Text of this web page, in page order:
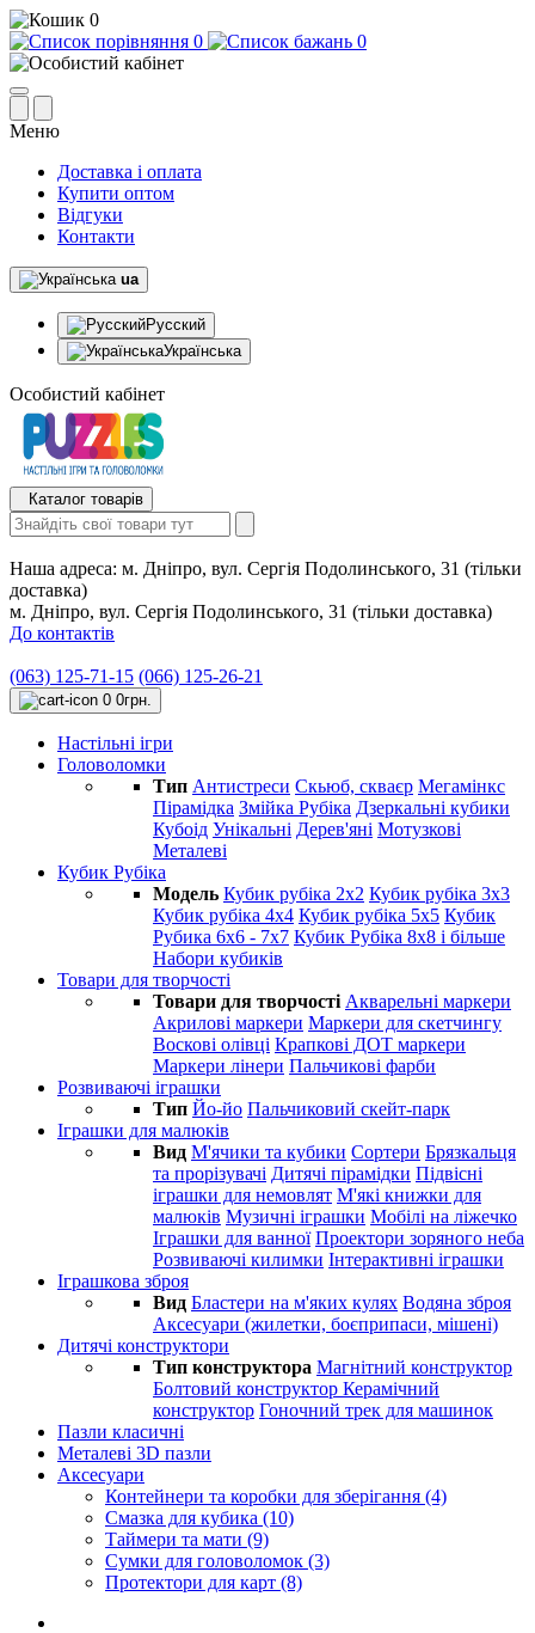
0
0
0
Меню
Доставка і оплата
Купити оптом
Відгуки
Контакти
ua
Русский
Українська
Особистий кабінет
Каталог товарів
Наша адреса: м. Дніпро, вул. Сергія Подолинського, 31 (тільки
доставка)
м. Дніпро, вул. Сергія Подолинського, 31 (тільки доставка)
До контактів
(063) 125-71-15 (066) 125-26-21
0 0грн.
Настільні ігри
Головоломки
Тип Антистреси Cкьюб, скваєр Мегамінкс
Пірамідка Змійка Рубіка Дзеркальні кубики
Кубоід Унікальні Дерев'яні Мотузкові
Металеві
Кубик Рубіка
Модель Кубик рубіка 2х2 Кубик рубіка 3х3
Кубик рубіка 4х4 Кубик рубіка 5х5 Кубик
Рубика 6х6 - 7х7 Кубик Рубіка 8х8 і більше
Набори кубиків
Товари для творчості
Товари для творчості Акварельні маркери
Акрилові маркери Маркери для скетчингу
Воскові олівці Крапкові ДОТ маркери
Маркери лінери Пальчикові фарби
Розвиваючі іграшки
Тип Йо-йо Пальчиковий скейт-парк
Іграшки для малюків
Вид М'ячики та кубики Сортери Брязкальця
та прорізувачі Дитячі пірамідки Підвісні
іграшки для немовлят М'які книжки для
малюків Музичні іграшки Мобілі на ліжечко
Іграшки для ванної Проектори зоряного неба
Розвиваючі килимки Інтерактивні іграшки
Іграшкова зброя
Вид Бластери на м'яких кулях Водяна зброя
Аксесуари (жилетки, боєприпаси, мішені)
Дитячі конструктори
Тип конструктора Магнітний конструктор
Болтовий конструктор Керамічний
конструктор Гоночний трек для машинок
Пазли класичні
Металеві 3D пазли
Аксесуари
Контейнери та коробки для зберігання (4)
Смазка для кубика (10)
Таймери та мати (9)
Сумки для головоломок (3)
Протектори для карт (8)